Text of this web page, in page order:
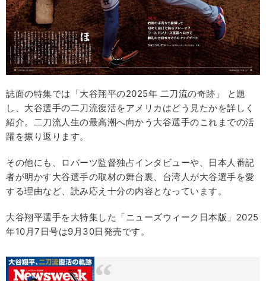
誌面の特集では「大谷翔平の2025年 二刀流の奇跡」 と題
し、大谷選手の二刀流復活をアメリカはどう見たかを詳しく
紹介。二刀流人生の最高潮へ向かう大谷選手のこれまでの活
躍を振り返ります。
その他にも、ロバーツ監督独占インタビューや、日本人番記
者が明かす大谷選手の取材の舞台裏、台湾人が大谷選手を愛
する理由など、読み応え十分の内容となっています。
大谷翔平選手を大特集した「ニューズウィーク日本版」2025
年10月7日号は9月30日発売です。